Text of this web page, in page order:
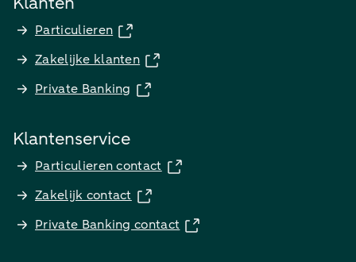
Particulieren
Zakelijke klanten
Private Banking
Klantenservice
Particulieren contact
Zakelijk contact
Private Banking contact